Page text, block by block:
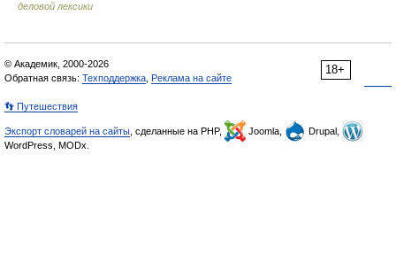
деловой лексики
18+
© Академик, 2000-2026
Обратная связь: Техподдержка Реклама на сайте
👣 Путешествия
Экспорт словарей на сайты , сделанные на PHP, Joomla,
Drupal,
WordPress, MODx.